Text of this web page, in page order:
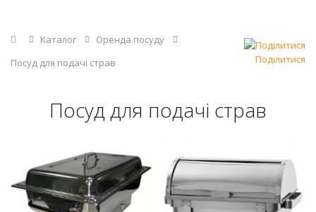
Головна
Каталог
Оренда посуду
Посуд для подачі страв
Поділитися
Посуд для подачі страв